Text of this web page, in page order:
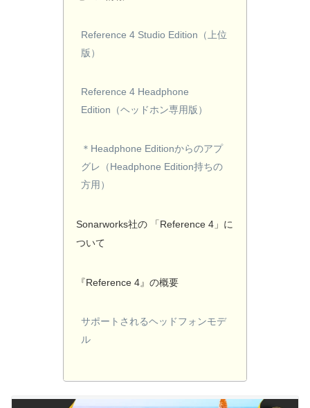
Reference 4 Studio Edition（上位
版）
Reference 4 Headphone
Edition（ヘッドホン専用版）
＊Headphone Editionからのアプ
グレ（Headphone Edition持ちの
方用）
Sonarworks社の 「Reference 4」に
ついて
『Reference 4』の概要
サポートされるヘッドフォンモデ
ル